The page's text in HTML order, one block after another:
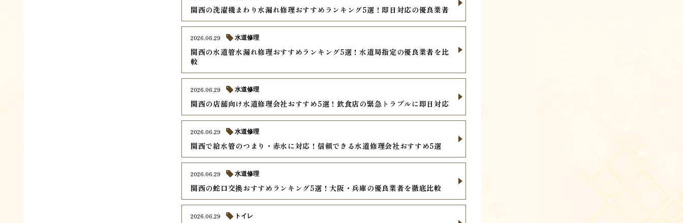
関西の洗濯機まわり水漏れ修理おすすめランキング5選！即日対応の優良業者
関西の水道管水漏れ修理おすすめランキング5選！水道局指定の優良業者を比
較
2026.06.29 水道修理
関西の店舗向け水道修理会社おすすめ5選！飲食店の緊急トラブルに即日対応
2026.06.29 水道修理
関西で給水管のつまり・赤水に対応！信頼できる水道修理会社おすすめ5選
2026.06.29 水道修理
関西の蛇口交換おすすめランキング5選！大阪・兵庫の優良業者を徹底比較
2026.06.29 水道修理
2026.06.29 トイレ